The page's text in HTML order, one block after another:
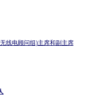
线电顾问组)主席和副主席